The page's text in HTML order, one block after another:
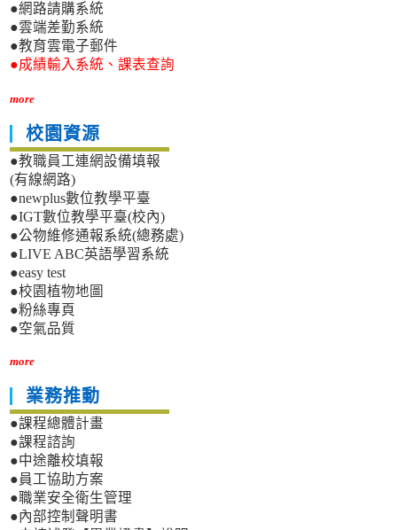
●網路請購系統
●雲端差勤系統
●教育雲電子郵件
●成績輸入系統、課表查詢
more
校園資源
●教職員工連網設備填報
(有線網路)
●newplus數位教學平臺
●IGT數位教學平臺(校內)
●公物維修通報系統(總務處)
●LIVE ABC英語學習系統
●easy test
●校園植物地圖
●粉絲專頁
●空氣品質
more
業務推動
●課程總體計畫
●課程諮詢
●中途離校填報
●員工協助方案
●職業安全衛生管理
●內部控制聲明書